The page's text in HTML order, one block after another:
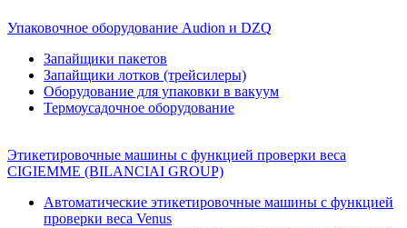
Упаковочное оборудование Audion и DZQ
Запайщики пакетов
Запайщики лотков (трейсилеры)
Оборудование для упаковки в вакуум
Термоусадочное оборудование
Этикетировочные машины с функцией проверки веса
CIGIEMME (BILANCIAI GROUP)
Автоматические этикетировочные машины с функцией
проверки веса Venus